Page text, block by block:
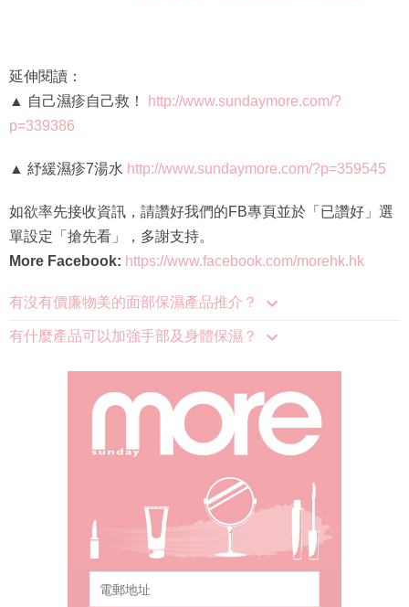
延伸閱讀：
▲ 自己濕疹自己救！
http://www.sundaymore.com/?
p=339386
▲ 紓緩濕疹7湯水 http://www.sundaymore.com/?p=359545
如欲率先接收資訊，請讚好我們的FB專頁並於「已讚好」選
單設定「搶先看」，多謝支持。
More Facebook: https://www.facebook.com/morehk.hk
有沒有價廉物美的面部保濕產品推介？
有什麼產品可以加強手部及身體保濕？